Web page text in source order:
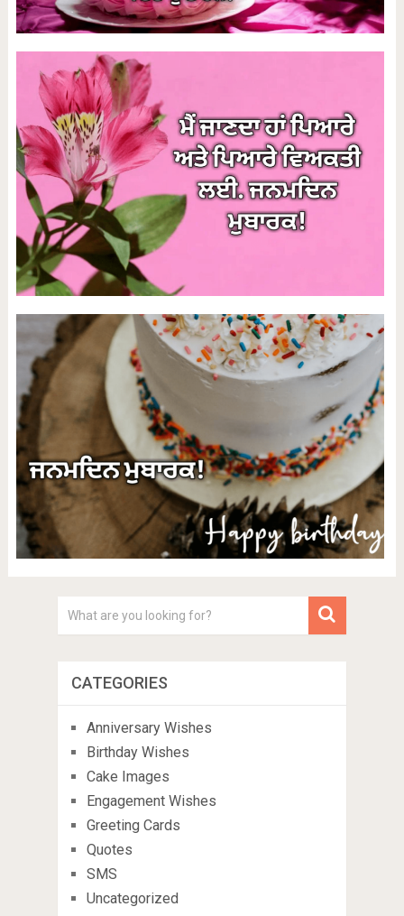
CATEGORIES
Anniversary Wishes
Birthday Wishes
Cake Images
Engagement Wishes
Greeting Cards
Quotes
SMS
Uncategorized